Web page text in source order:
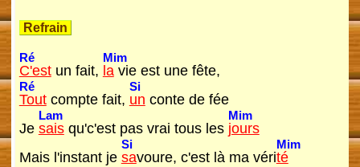
Refrain
Ré
C'estun fait,
Mim
lavie est une fête,
Ré
Toutcompte fait,
Si
un conte de fée
Je
Lam
saisqu'c'est pas vrai tous les
Mim
jours
Mais l'instant je
Si
savoure, c'est là ma véri
Mim
té